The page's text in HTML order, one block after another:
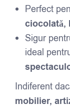
Perfect
ciocolată,
Sigur
ideal
Indiferent
mobilier,